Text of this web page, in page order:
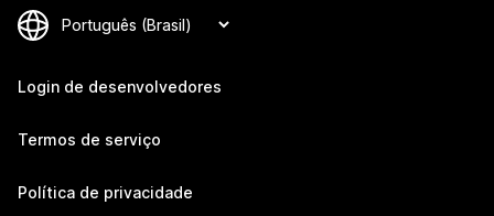
Login de desenvolvedores
Termos de serviço
Política de privacidade